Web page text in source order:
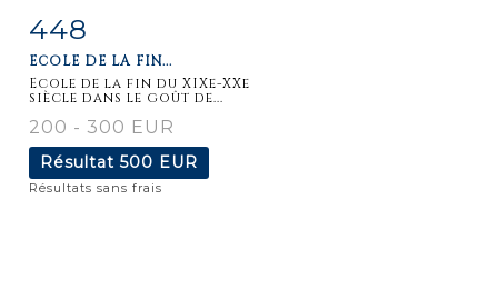
Fiche
448
ECOLE DE LA FIN...
Ecole de la fin du XIXe-XXe
siècle dans le goût de...
200 - 300 EUR
Résultat 500 EUR
Résultats sans frais